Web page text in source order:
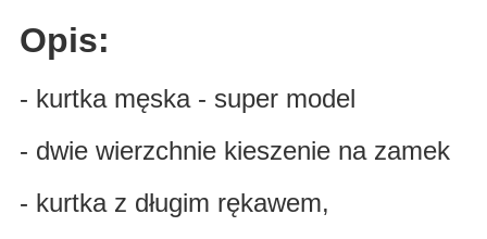
Opis:
- kurtka męska - super model
- dwie wierzchnie kieszenie na zamek
- kurtka z długim rękawem,